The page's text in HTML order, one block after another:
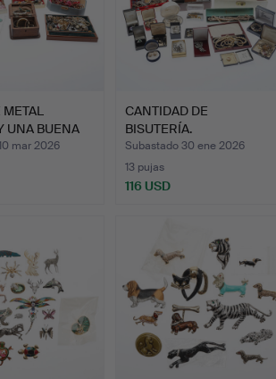
METAL
UNA BUENA
mar 2026
CANTIDAD DE
BISUTERÍA.
Subastado 30 ene 2026
13 pujas
116 USD